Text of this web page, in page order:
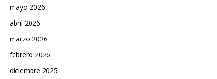
mayo 2026
abril 2026
marzo 2026
febrero 2026
diciembre 2025